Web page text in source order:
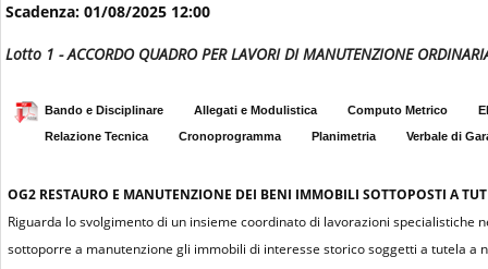
Scadenza: 01/08/2025 12:00
Lotto 1 - ACCORDO QUADRO PER LAVORI DI MANUTENZIONE
Bando e Disciplinare Allegati e Modulistica Computo Metrico
Relazione Tecnica
Cronoprogramma Planimetria Verbale di
OG2 RESTAURO E MANUTENZIONE DEI BENI IMMOBILI SOTTOPOSTI A
Riguarda lo svolgimento di un insieme coordinato di lavorazioni
sottoporre a manutenzione gli immobili di interesse storico soggetti a tutela